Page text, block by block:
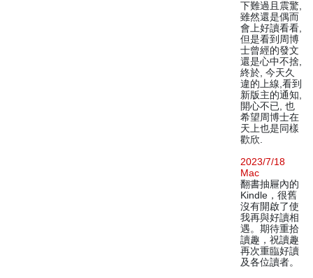
下難過且震驚,
雖然還是偶而
會上好讀看看,
但是看到周博
士曾經的發文
還是心中不捨,
終於, 今天久
違的上線,看到
新版主的通知,
開心不已, 也
希望周博士在
天上也是同樣
歡欣.
2023/7/18
Mac
翻書抽屜內的
Kindle，很舊
沒有開啟了使
我再與好讀相
遇。期待重拾
讀趣，祝讀趣
再次重臨好讀
及各位讀者。